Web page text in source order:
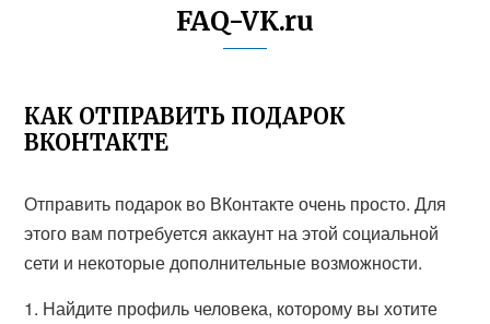
FAQ-VK.ru
КАК ОТПРАВИТЬ ПОДАРОК
ВКОНТАКТЕ
Отправить подарок во ВКонтакте очень просто. Для
этого вам потребуется аккаунт на этой социальной
сети и некоторые дополнительные возможности.
1. Найдите профиль человека, которому вы хотите